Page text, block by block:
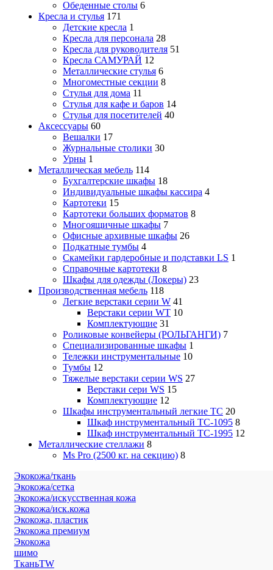
Обеденные столы 6
Кресла и стулья 171
Детские кресла 1
Кресла для персонала 28
Кресла для руководителя 51
Кресла САМУРАЙ 12
Металлические стулья 6
Многоместные секции 8
Стулья для дома 11
Стулья для кафе и баров 14
Стулья для посетителей 40
Аксессуары 60
Вешалки 17
Журнальные столики 30
Урны 1
Металлическая мебель 114
Бухгалтерские шкафы 18
Индивидуальные шкафы кассира 4
Картотеки 15
Картотеки больших форматов 8
Многоящичные шкафы 7
Офисные архивные шкафы 26
Подкатные тумбы 4
Скамейки гардеробные и подставки LS 1
Справочные картотеки 8
Шкафы для одежды (Локеры) 23
Производственная мебель 118
Легкие верстаки серии W 41
Верстаки серии WT 10
Комплектующие 31
Роликовые конвейеры (РОЛЬГАНГИ) 7
Специализированные шкафы 1
Тележки инструментальные 10
Тумбы 12
Тяжелые верстаки серии WS 27
Верстаки сери WS 15
Комплектующие 12
Шкафы инструментальный легкие ТС 20
Шкаф инструментальный TC-1095 8
Шкаф инструментальный TC-1995 12
Металлические стеллажи 8
Ms Pro (2500 кг. на секцию) 8
Экокожа/ткань
Экокожа/сетка
Экокожа/искусственная кожа
Экокожа/иск.кожа
Экокожа, пластик
Экокожа премиум
Экокожа
шимо
ТканьTW